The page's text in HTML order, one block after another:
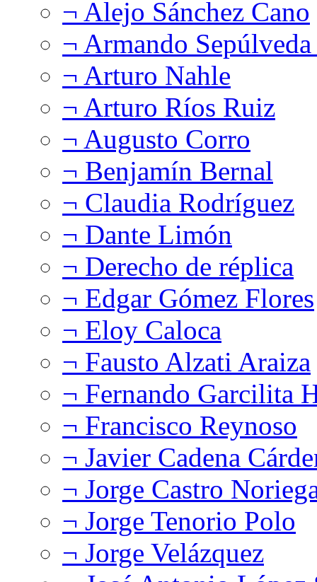
¬ Alejo Sánchez Cano
¬ Armando
¬ Arturo Nahle
¬ Arturo Ríos Ruiz
¬ Augusto Corro
¬ Benjamín Bernal
¬ Claudia Rodríguez
¬ Dante Limón
¬ Derecho de réplica
¬ Edgar Gómez Flores
¬ Eloy Caloca
¬ Fausto Alzati Araiza
¬ Fernando Garcilita
¬ Francisco Reynoso
¬ Javier Cadena
¬ Jorge Castro
¬ Jorge Tenorio Polo
¬ Jorge Velázquez